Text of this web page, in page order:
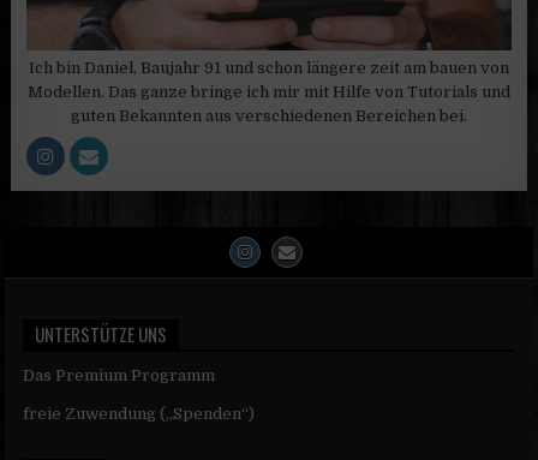
Ich bin Daniel, Baujahr 91 und schon längere zeit am bauen von
Modellen. Das ganze bringe ich mir mit Hilfe von Tutorials und
guten Bekannten aus verschiedenen Bereichen bei.
UNTERSTÜTZE UNS
Das Premium Programm
freie Zuwendung („Spenden“)